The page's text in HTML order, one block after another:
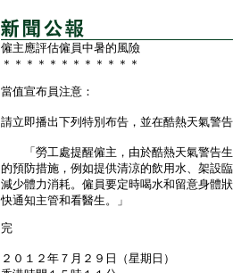
僱主應評估僱員中暑的風險
＊＊＊＊＊＊＊＊＊＊＊＊
當值宣布員注意：
請立即播出下列特別布告，並在酷熱天氣警
「勞工處提醒僱主，由於酷熱天氣警告生
的預防措施，例如提供清涼的飲用水、架設
減少體力消耗。僱員要定時喝水和留意身體
快通知主管和看醫生。」
完
２０１２年７月２９日（星期日）